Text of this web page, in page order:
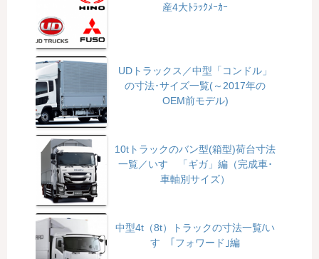
産4大ﾄﾗｯｸﾒｰｶｰ
UDトラックス／中型「コンドル」
の寸法･サイズ一覧(～2017年の
OEM前モデル)
10tトラックのバン型(箱型)荷台寸法
一覧／いすゞ「ギガ」編（完成車･
車軸別サイズ）
中型4t（8t）トラックの寸法一覧/い
すゞ｢フォワード｣編